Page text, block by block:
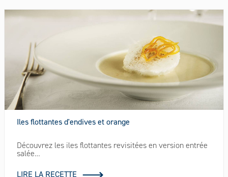
Iles flottantes d'endives et orange
Découvrez les iles flottantes revisitées en version entrée
salée…
LIRE LA RECETTE